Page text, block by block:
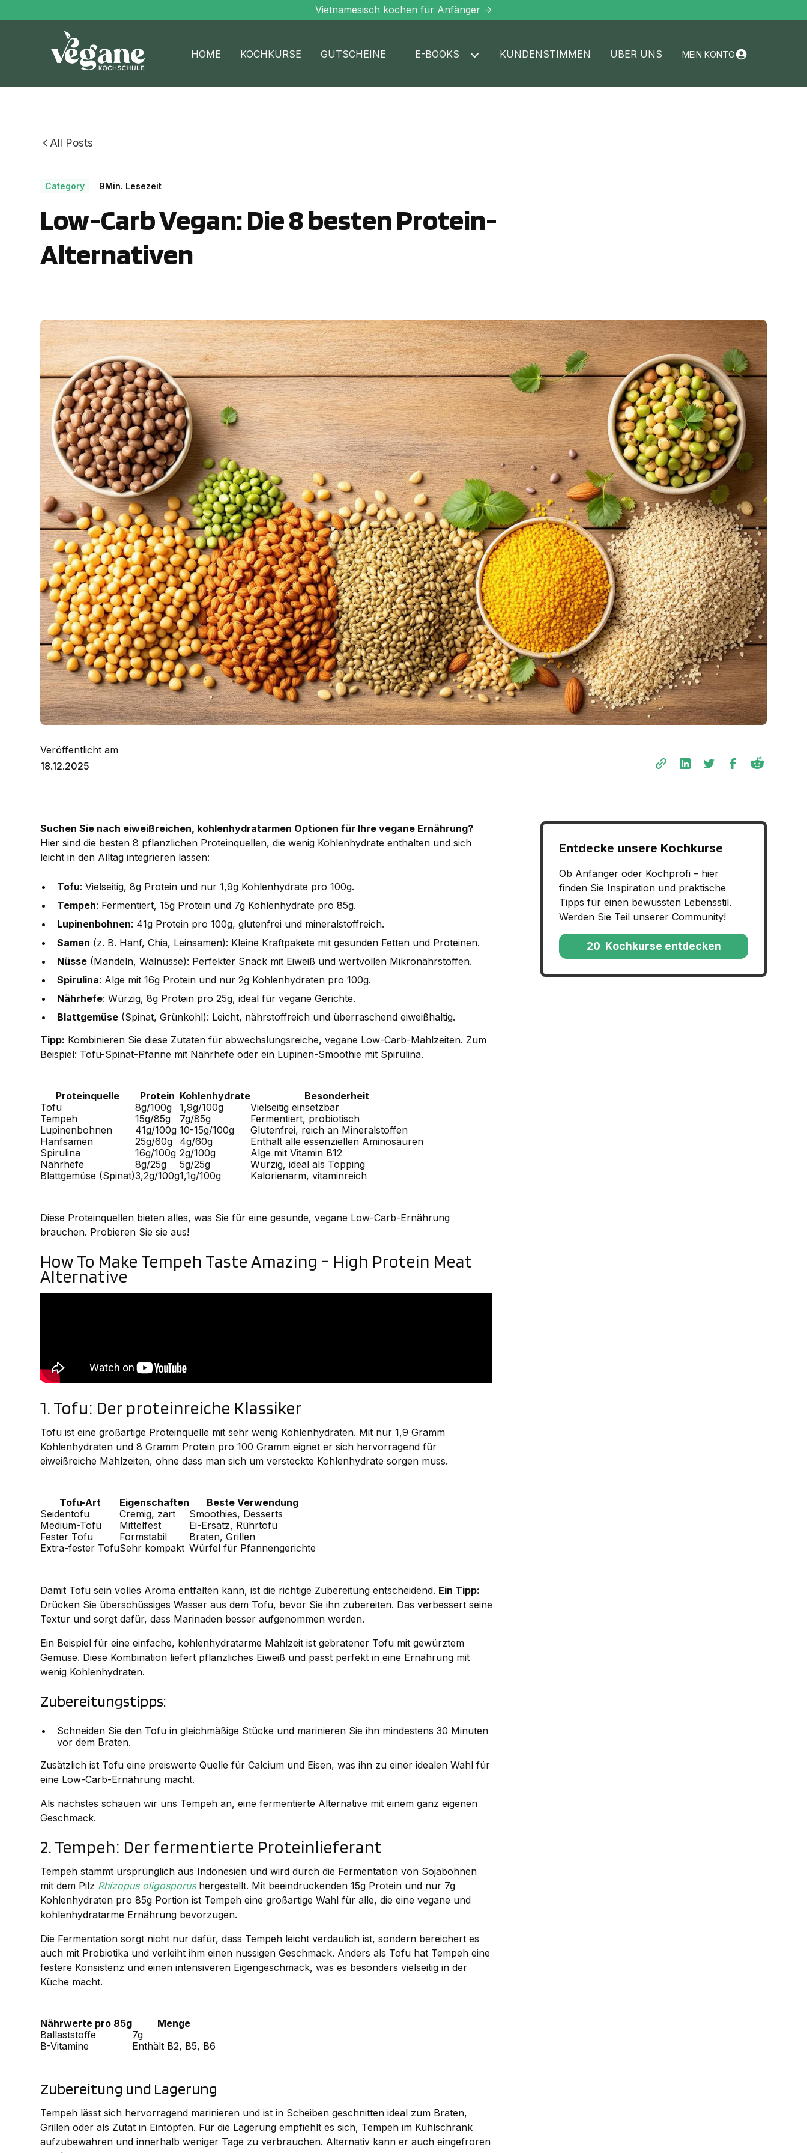
Vietnamesisch kochen für Anfänger ->
HOME KOCHKURSE GUTSCHEINE E-BOOKS KUNDENSTIMMEN ÜBER UNS MEIN KONTO
All Posts
Category 9Min. Lesezeit
Low-Carb Vegan: Die 8 besten Protein-
Alternativen
Veröffentlicht am
18.12.2025
Suchen Sie nach eiweißreichen, kohlenhydratarmen Optionen für Ihre vegane Ernährung?
Hier sind die besten 8 pflanzlichen Proteinquellen, die wenig Kohlenhydrate enthalten und sich
leicht in den Alltag integrieren lassen:
Tofu: Vielseitig, 8g Protein und nur 1,9g Kohlenhydrate pro 100g.
Tempeh: Fermentiert, 15g Protein und 7g Kohlenhydrate pro 85g.
Lupinenbohnen: 41g Protein pro 100g, glutenfrei und mineralstoffreich.
Samen (z. B. Hanf, Chia, Leinsamen): Kleine Kraftpakete mit gesunden Fetten und Proteinen.
Nüsse (Mandeln, Walnüsse): Perfekter Snack mit Eiweiß und wertvollen Mikronährstoffen.
Spirulina: Alge mit 16g Protein und nur 2g Kohlenhydraten pro 100g.
Nährhefe: Würzig, 8g Protein pro 25g, ideal für vegane Gerichte.
Blattgemüse (Spinat, Grünkohl): Leicht, nährstoffreich und überraschend eiweißhaltig.
Tipp: Kombinieren Sie diese Zutaten für abwechslungsreiche, vegane Low-Carb-Mahlzeiten. Zum
Beispiel: Tofu-Spinat-Pfanne mit Nährhefe oder ein Lupinen-Smoothie mit Spirulina.
Proteinquelle Protein Kohlenhydrate
Besonderheit
Tofu
8g/100g 1,9g/100g
Vielseitig einsetzbar
Tempeh
15g/85g 7g/85g
Fermentiert, probiotisch
Lupinenbohnen
41g/100g 10-15g/100g
Glutenfrei, reich an Mineralstoffen
Hanfsamen
25g/60g 4g/60g
Enthält alle essenziellen Aminosäuren
Spirulina
16g/100g 2g/100g
Alge mit Vitamin B12
Nährhefe
8g/25g 5g/25g
Würzig, ideal als Topping
Blattgemüse (Spinat)3,2g/100g1,1g/100g Kalorienarm, vitaminreich
Diese Proteinquellen bieten alles, was Sie für eine gesunde, vegane Low-Carb-Ernährung
brauchen. Probieren Sie sie aus!
How To Make Tempeh Taste Amazing - High Protein Meat
Alternative
1. Tofu: Der proteinreiche Klassiker
Tofu ist eine großartige Proteinquelle mit sehr wenig Kohlenhydraten. Mit nur 1,9 Gramm
Kohlenhydraten und 8 Gramm Protein pro 100 Gramm eignet er sich hervorragend für
eiweißreiche Mahlzeiten, ohne dass man sich um versteckte Kohlenhydrate sorgen muss.
Tofu-Art Eigenschaften
Beste Verwendung
Seidentofu
Cremig, zart
Smoothies, Desserts
Medium-Tofu
Mittelfest
Ei-Ersatz, Rührtofu
Fester Tofu
Formstabil
Braten, Grillen
Extra-fester TofuSehr kompakt Würfel für Pfannengerichte
Damit Tofu sein volles Aroma entfalten kann, ist die richtige Zubereitung entscheidend. Ein Tipp:
Drücken Sie überschüssiges Wasser aus dem Tofu, bevor Sie ihn zubereiten. Das verbessert seine
Textur und sorgt dafür, dass Marinaden besser aufgenommen werden.
Ein Beispiel für eine einfache, kohlenhydratarme Mahlzeit ist gebratener Tofu mit gewürztem
Gemüse. Diese Kombination liefert pflanzliches Eiweiß und passt perfekt in eine Ernährung mit
wenig Kohlenhydraten.
Zubereitungstipps:
Schneiden Sie den Tofu in gleichmäßige Stücke und marinieren Sie ihn mindestens 30 Minuten
vor dem Braten.
Zusätzlich ist Tofu eine preiswerte Quelle für Calcium und Eisen, was ihn zu einer idealen Wahl für
eine Low-Carb-Ernährung macht.
Als nächstes schauen wir uns Tempeh an, eine fermentierte Alternative mit einem ganz eigenen
Geschmack.
2. Tempeh: Der fermentierte Proteinlieferant
Tempeh stammt ursprünglich aus Indonesien und wird durch die Fermentation von Sojabohnen
mit dem Pilz Rhizopus oligosporushergestellt. Mit beeindruckenden 15g Protein und nur 7g
Kohlenhydraten pro 85g Portion ist Tempeh eine großartige Wahl für alle, die eine vegane und
kohlenhydratarme Ernährung bevorzugen.
Die Fermentation sorgt nicht nur dafür, dass Tempeh leicht verdaulich ist, sondern bereichert es
auch mit Probiotika und verleiht ihm einen nussigen Geschmack. Anders als Tofu hat Tempeh eine
festere Konsistenz und einen intensiveren Eigengeschmack, was es besonders vielseitig in der
Küche macht.
Nährwerte pro 85g
Menge
Ballaststoffe
7g
B-Vitamine
Enthält B2, B5, B6
Zubereitung und Lagerung
Tempeh lässt sich hervorragend marinieren und ist in Scheiben geschnitten ideal zum Braten,
Grillen oder als Zutat in Eintöpfen. Für die Lagerung empfiehlt es sich, Tempeh im Kühlschrank
aufzubewahren und innerhalb weniger Tage zu verbrauchen. Alternativ kann er auch eingefroren
Entdecke unsere Kochkurse
Ob Anfänger oder Kochprofi – hier
finden Sie Inspiration und praktische
Tipps für einen bewussten Lebensstil.
Werden Sie Teil unserer Community!
20 Kochkurse entdecken